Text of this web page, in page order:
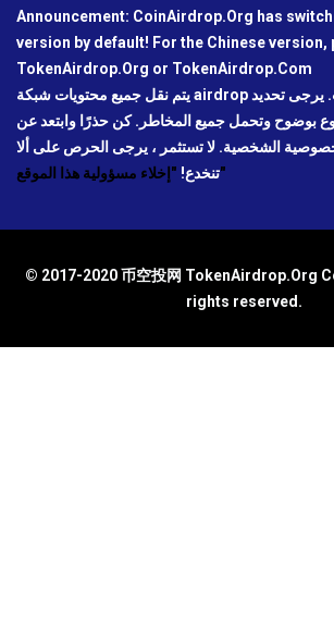
Announcement: CoinAirdrop.Org has
version by default! For the Chinese version,
TokenAirdrop.Org or TokenAirdrop.Com
يتم نقل جميع محتويات شبكة airdrop للعملة من الإنترنت. يرجى تحديد
بوضوح وتحمل جميع المخاطر. كن حذرًا وابتعد عن
الشخصية. لا تستثمر ، يرجى الحرص على ألا
تنخدع!"إخلاء مسؤولية هذا الموقع"
© 2017-2020 币空投网 TokenAirdrop.Org
rights reserved.